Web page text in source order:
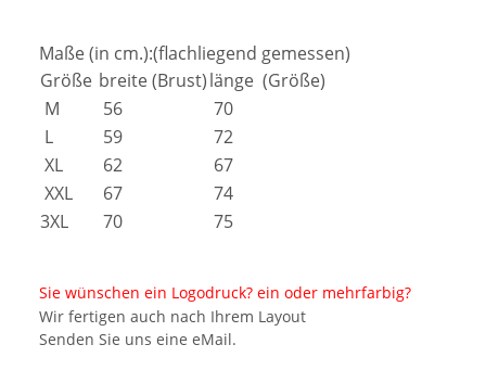
Maße (in cm.):(flachliegend gemessen)
Größe breite (Brust)länge (Größe)
M
56
70
L
59
72
XL
62
67
XXL
67
74
3XL
70 75
Sie wünschen ein Logodruck? ein oder mehrfarbig?
Wir fertigen auch nach Ihrem Layout
Senden Sie uns eine eMail.